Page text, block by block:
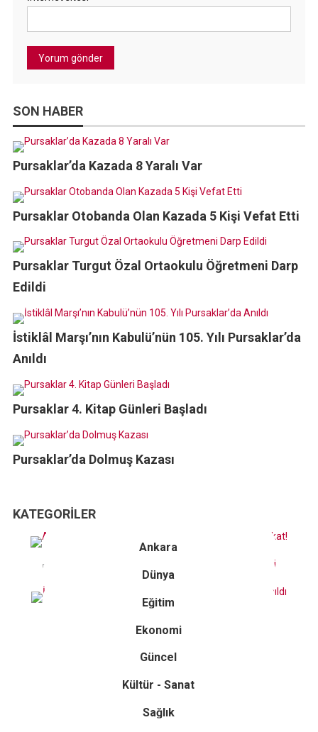
SON HABER
Pursaklar’da Kazada 8 Yaralı Var
Pursaklar Otobanda Olan Kazada 5 Kişi Vefat Etti
Pursaklar Turgut Özal Ortaokulu Öğretmeni Darp
Edildi
İstiklâl Marşı’nın Kabulü’nün 105. Yılı Pursaklar’da
Anıldı
Pursaklar 4. Kitap Günleri Başladı
Pursaklar’da Dolmuş Kazası
KATEGORILER
Ankara
Dünya
Eğitim
Ekonomi
Güncel
Kültür - Sanat
Sağlık